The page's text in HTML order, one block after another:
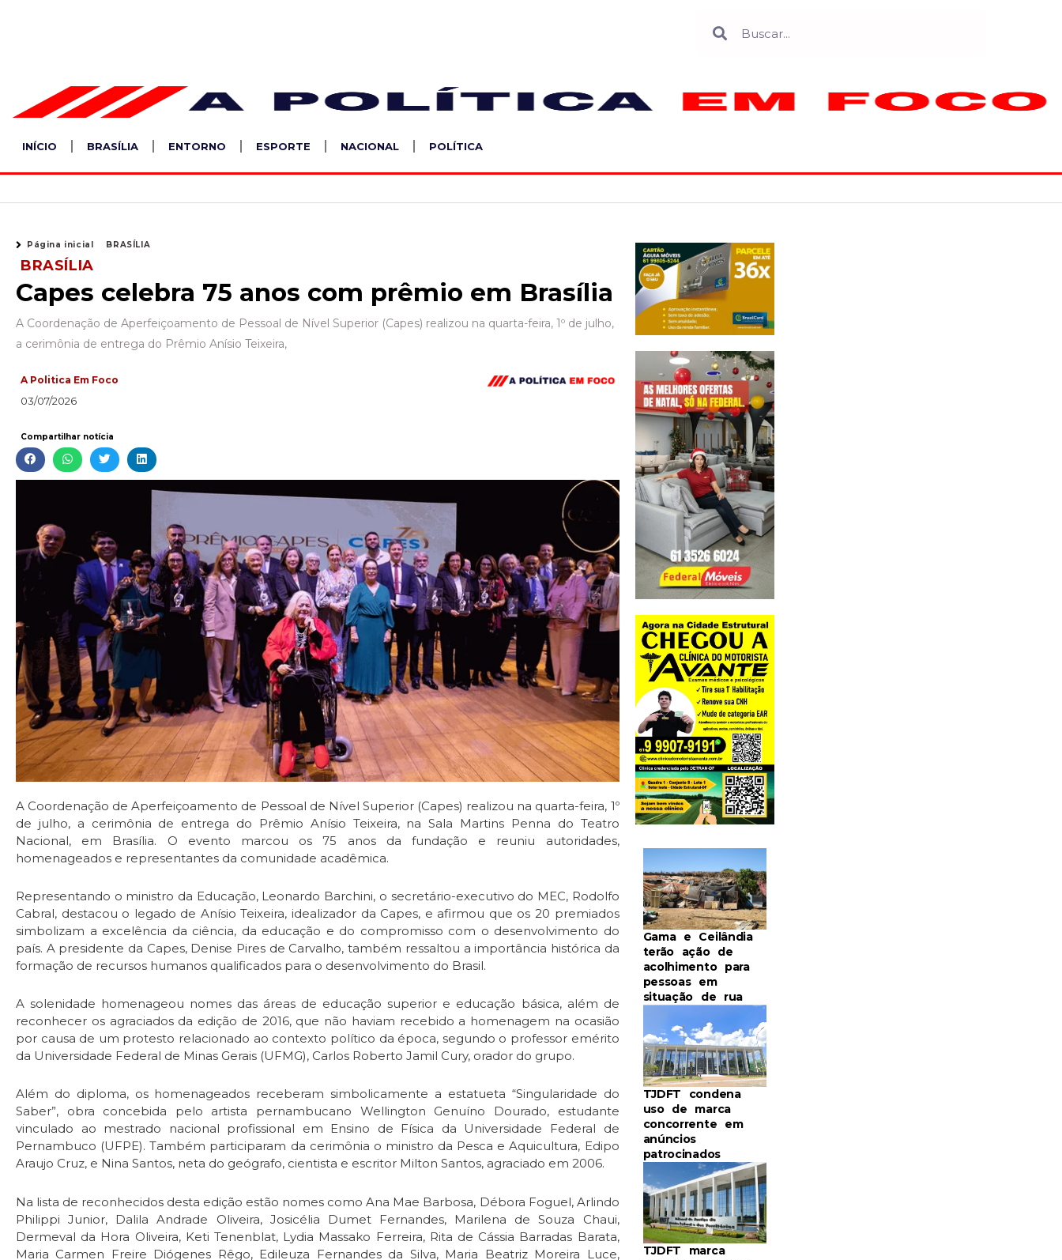
INÍCIO BRASÍLIA ENTORNO ESPORTE NACIONAL POLÍTICA
Página inicial BRASÍLIA
BRASÍLIA
Capes celebra 75 anos com prêmio em Brasília
A Coordenação de Aperfeiçoamento de Pessoal de Nível Superior (Capes) realizou na quarta-feira, 1º de julho,
a cerimônia de entrega do Prêmio Anísio Teixeira,
A Politica Em Foco
03/07/2026
Compartilhar notícia
A Coordenação de Aperfeiçoamento de Pessoal de Nível Superior (Capes) realizou na quarta-feira, 1º
de julho, a cerimônia de entrega do Prêmio Anísio Teixeira, na Sala Martins Penna do Teatro
Nacional, em Brasília. O evento marcou os 75 anos da fundação e reuniu autoridades,
homenageados e representantes da comunidade acadêmica.
Representando o ministro da Educação, Leonardo Barchini, o secretário-executivo do MEC, Rodolfo
Cabral, destacou o legado de Anísio Teixeira, idealizador da Capes, e afirmou que os 20 premiados
simbolizam a excelência da ciência, da educação e do compromisso com o desenvolvimento do
país. A presidente da Capes, Denise Pires de Carvalho, também ressaltou a importância histórica da
formação de recursos humanos qualificados para o desenvolvimento do Brasil.
A solenidade homenageou nomes das áreas de educação superior e educação básica, além de
reconhecer os agraciados da edição de 2016, que não haviam recebido a homenagem na ocasião
por causa de um protesto relacionado ao contexto político da época, segundo o professor emérito
da Universidade Federal de Minas Gerais (UFMG), Carlos Roberto Jamil Cury, orador do grupo.
Além do diploma, os homenageados receberam simbolicamente a estatueta “Singularidade do
Saber”, obra concebida pelo artista pernambucano Wellington Genuíno Dourado, estudante
vinculado ao mestrado nacional profissional em Ensino de Física da Universidade Federal de
Pernambuco (UFPE). Também participaram da cerimônia o ministro da Pesca e Aquicultura, Edipo
Araujo Cruz, e Nina Santos, neta do geógrafo, cientista e escritor Milton Santos, agraciado em 2006.
Na lista de reconhecidos desta edição estão nomes como Ana Mae Barbosa, Débora Foguel, Arlindo
Philippi Junior, Dalila Andrade Oliveira, Josicélia Dumet Fernandes, Marilena de Souza Chaui,
Dermeval da Hora Oliveira, Keti Tenenblat, Lydia Massako Ferreira, Rita de Cássia Barradas Barata,
Maria Carmen Freire Diógenes Rêgo, Edileuza Fernandes da Silva, Maria Beatriz Moreira Luce,
Gama e Ceilândia
terão ação de
acolhimento para
pessoas em
situação de rua
TJDFT condena
uso de marca
concorrente em
anúncios
patrocinados
TJDFT marca